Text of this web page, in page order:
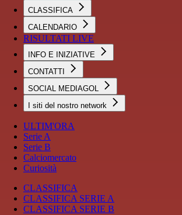
CLASSIFICA
CALENDARIO
RISULTATI LIVE
INFO E INIZIATIVE
CONTATTI
SOCIAL MEDIAGOL
I siti del nostro network
ULTIM'ORA
Serie A
Serie B
Calciomercato
Curiosità
CLASSIFICA
CLASSIFICA SERIE A
CLASSIFICA SERIE B